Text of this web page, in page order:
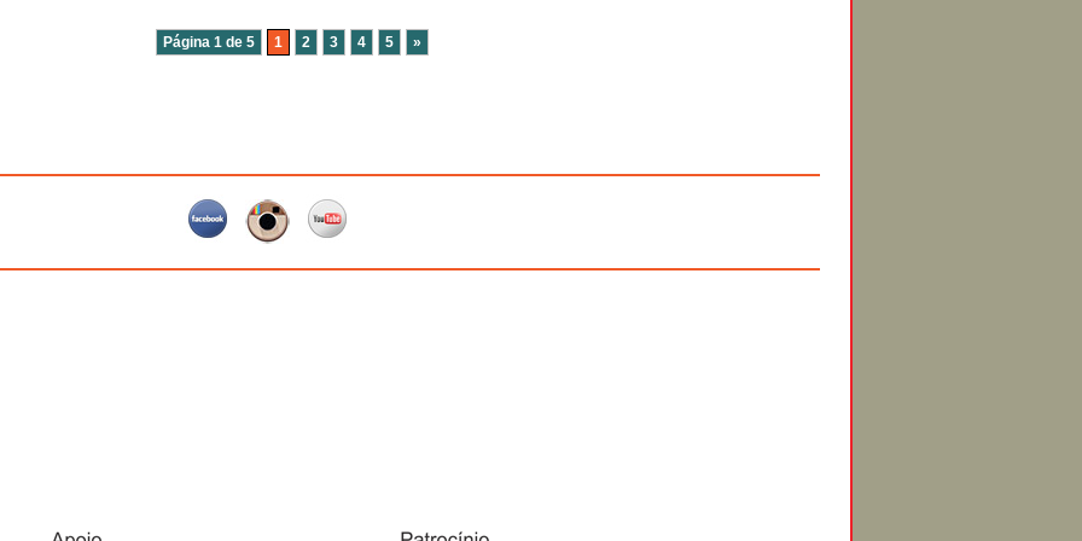
Página 1 de 5 1 2 3 4 5 »